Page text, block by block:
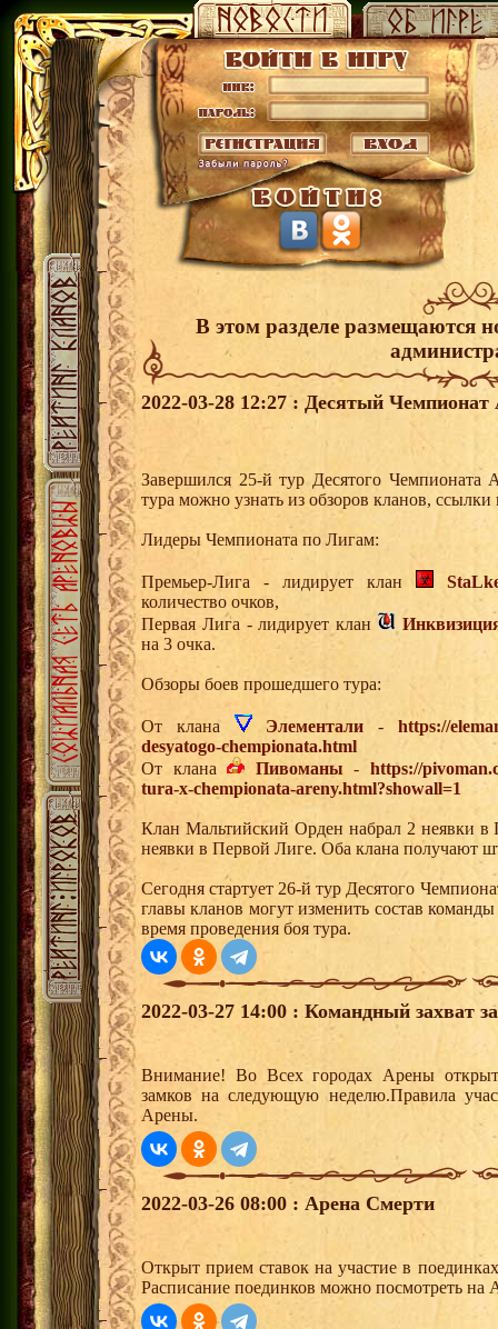
В этом разделе размещаются
2022-03-28 12:27 : Десятый
Завершился 25-й тур Десятого
тура можно узнать из обзоров кланов,
Лидеры Чемпионата по Лигам:
Премьер-Лига - лидирует клан
количество очков,
Первая Лига - лидирует клан
на 3 очка.
Обзоры боев прошедшего тура:
От клана Элементали -https://
desyatogo-chempionata.html
От клана
Пивоманы -https://
tura-x-chempionata-areny.html?showall=1
Клан Мальтийский Орден набрал 2 неявки
неявки в Первой Лиге. Оба клана получают
Сегодня стартует 26-й тур Десятого
главы кланов могут изменить состав
время проведения боя тура.
2022-03-27 14:00 : Командный захват
Внимание! Во Всех городах Арены
замков на следующую неделю.Правила
Арены.
2022-03-26 08:00 : Арена Смерти
Открыт прием ставок на участие в
Расписание поединков можно посмотреть на